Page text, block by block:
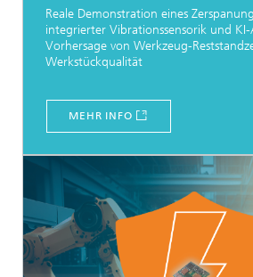
Reale Demonstration eines
integrierter Vibrationssensorik und
Vorhersage von Werkzeug-
Werkstückqualität
MEHR INFO